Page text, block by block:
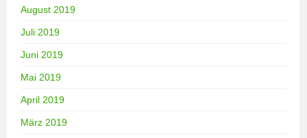
August 2019
Juli 2019
Juni 2019
Mai 2019
April 2019
März 2019